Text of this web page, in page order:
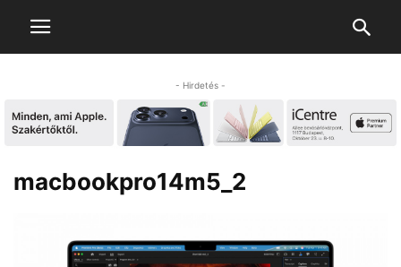
- Hirdetés -
macbookpro14m5_2